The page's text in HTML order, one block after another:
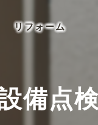
リフォーム
備点